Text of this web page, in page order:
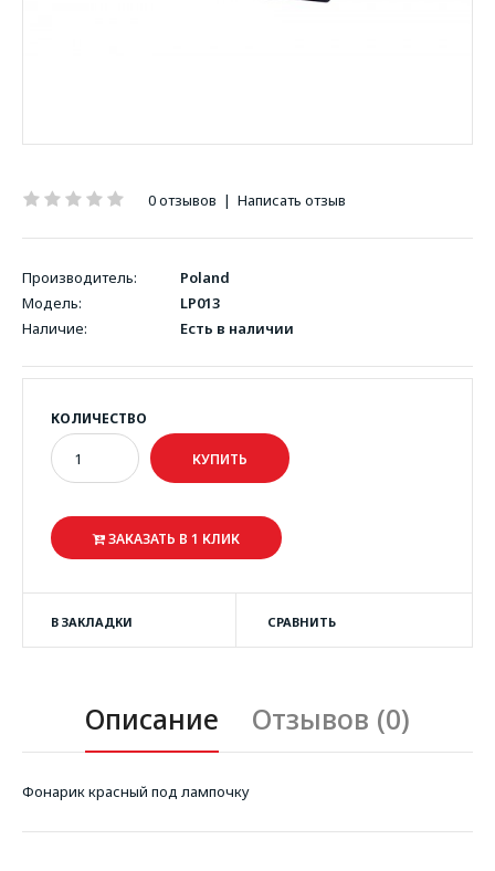
0 отзывов | Написать отзыв
Производитель:
Poland
Модель:
LP013
Наличие:
Есть в наличии
КОЛИЧЕСТВО
ЗАКАЗАТЬ В 1 КЛИК
В ЗАКЛАДКИ СРАВНИТЬ
Описание Отзывов (0)
Фонарик красный под лампочку